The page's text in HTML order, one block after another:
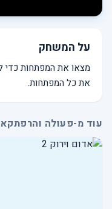
על המשחק
מצאו את המפתחות כדי
את כל המפתחות.
עוד מ-פעולה